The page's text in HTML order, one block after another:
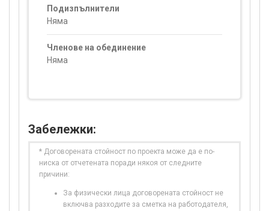
Подизпълнители
Няма
Членове на обединение
Няма
Забележки:
* Договорената стойност по проекта може да е по-
ниска от отчетената поради някоя от следните
причини:
За физически лица договорената стойност не
включва разходите за сметка на работодателя,